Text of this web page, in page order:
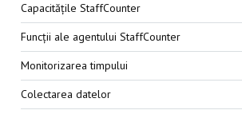
Capacitățile StaffCounter
Funcții ale agentului StaffCounter
Monitorizarea timpului
Colectarea datelor